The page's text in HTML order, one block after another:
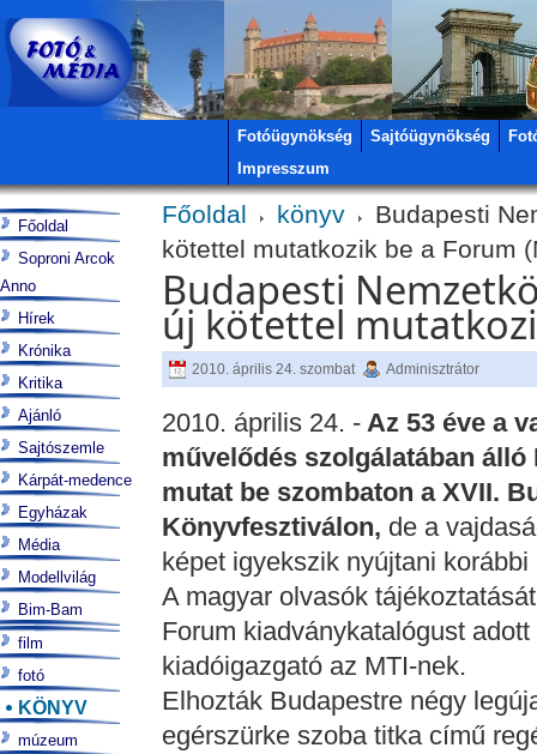
Fotóügynökség Sajtóügynökség
Impresszum
Főoldal könyv
Budapesti
kötettel mutatkozik be a Forum
Budapesti
új kötettel
2010. április 24. szombat Adminisztrátor
2010. április 24. -Az 53 éve a
művelődés szolgálatában
mutat be szombaton a XVII.
Könyvfesztiválon, de a
képet igyekszik nyújtani
A magyar olvasók
Forum kiadványkatalógust
kiadóigazgató az MTI-nek.
Elhozták Budapestre négy
egérszürke szoba titka című
Főoldal
Soproni Arcok
Anno
Hírek
Krónika
Kritika
Ajánló
Sajtószemle
Kárpát-medence
Egyházak
Média
Modellvilág
Bim-Bam
film
fotó
KÖNYV
múzeum